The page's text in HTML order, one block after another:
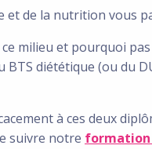
et de la nutrition vous
milieu et pourquoi pas
BTS diététique (ou du
à ces deux
suivre notre